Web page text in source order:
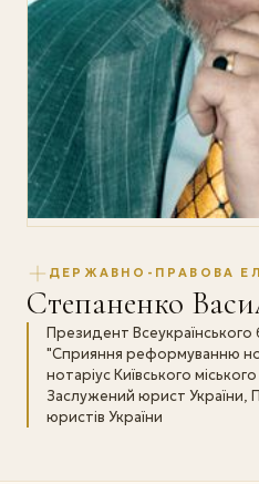
ДЕРЖАВНО-ПРАВОВА
Степаненко
Президент
"Сприяння реформуванню
нотаріус Київського
Заслужений юрист України,
юристів України